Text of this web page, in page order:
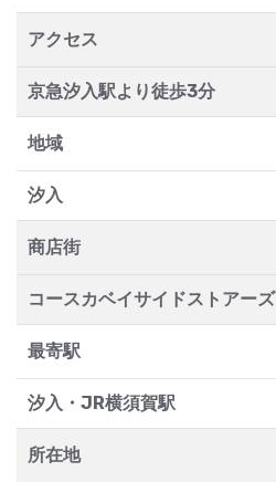
アクセス
京急汐入駅より徒歩3分
地域
汐入
商店街
コースカベイサイドストアーズ
最寄駅
汐入・JR横須賀駅
所在地